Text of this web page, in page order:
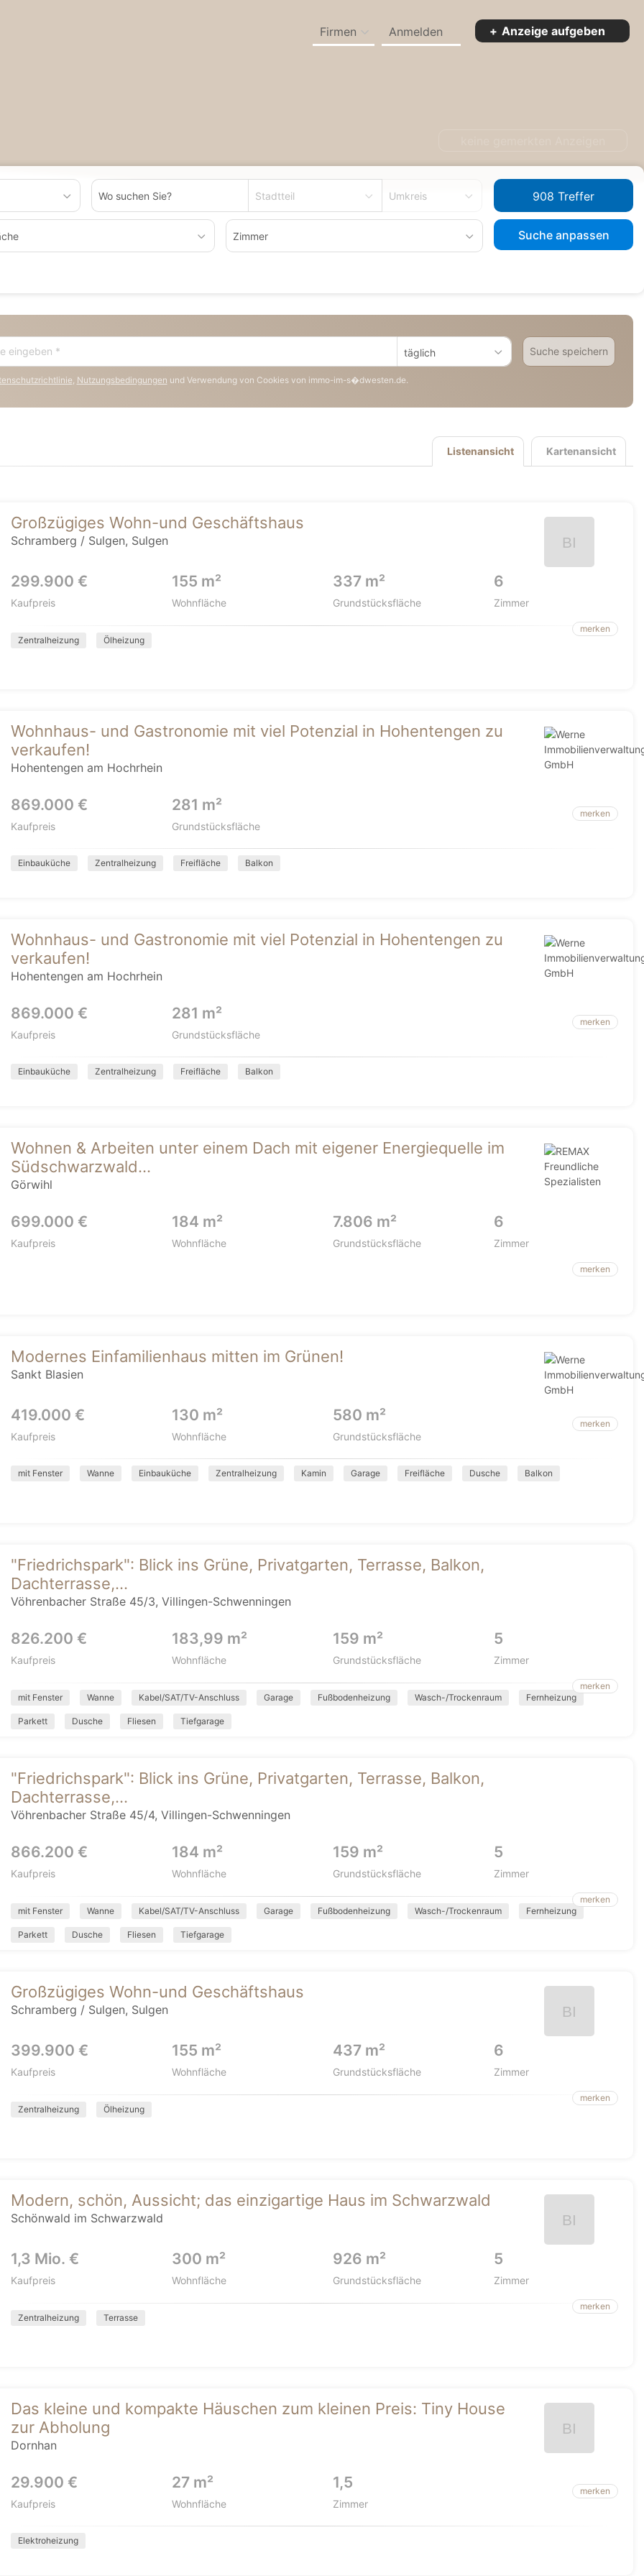
Firmen Anmelden Anzeige aufgeben
Stadtteil Umkreis
Zimmer Suche anpassen
täglich Suche speichern
, Nutzungsbedingungen und Verwendung von Cookies von immo-im-s�dwesten.de.
Kartenansicht
Listenansicht
Großzügiges Wohn-und Geschäftshaus
Schramberg / Sulgen, Sulgen
299.900 €
Kaufpreis
155 m²
Wohnfläche
337 m²
Grundstücksfläche
6
Zimmer
merken
Zentralheizung
Ölheizung
Wohnhaus- und Gastronomie mit viel Potenzial in Hohentengen zu
verkaufen!
Hohentengen am Hochrhein
869.000 €
Kaufpreis
281 m²
Grundstücksfläche
merken
Einbauküche Zentralheizung Freifläche Balkon
Wohnhaus- und Gastronomie mit viel Potenzial in Hohentengen zu
verkaufen!
Hohentengen am Hochrhein
869.000 €
Kaufpreis
281 m²
Grundstücksfläche
merken
Einbauküche Zentralheizung Freifläche Balkon
Wohnen & Arbeiten unter einem Dach mit eigener Energiequelle im
Südschwarzwald...
Görwihl
699.000 €
Kaufpreis
184 m²
Wohnfläche
7.806 m²
Grundstücksfläche
6
Zimmer
merken
Modernes Einfamilienhaus mitten im Grünen!
Sankt Blasien
419.000 €
Kaufpreis
130 m²
Wohnfläche
580 m²
Grundstücksfläche
merken
mit Fenster Wanne Einbauküche Zentralheizung Kamin Garage Freifläche Dusche Balkon
"Friedrichspark": Blick ins Grüne, Privatgarten, Terrasse, Balkon,
Dachterrasse,...
Vöhrenbacher Straße 45/3, Villingen-Schwenningen
826.200 €
Kaufpreis
183,99 m²
Wohnfläche
159 m²
Grundstücksfläche
5
Zimmer
merken
mit Fenster
Wanne Kabel/SAT/TV-Anschluss Garage Fußbodenheizung Wasch-/Trockenraum Fernheizung
Parkett Dusche Fliesen Tiefgarage
"Friedrichspark": Blick ins Grüne, Privatgarten, Terrasse, Balkon,
Dachterrasse,...
Vöhrenbacher Straße 45/4, Villingen-Schwenningen
866.200 €
Kaufpreis
184 m²
Wohnfläche
159 m²
Grundstücksfläche
5
Zimmer
merken
mit Fenster
Wanne Kabel/SAT/TV-Anschluss Garage Fußbodenheizung Wasch-/Trockenraum Fernheizung
Parkett Dusche Fliesen Tiefgarage
Großzügiges Wohn-und Geschäftshaus
Schramberg / Sulgen, Sulgen
399.900 €
Kaufpreis
155 m²
Wohnfläche
437 m²
Grundstücksfläche
6
Zimmer
merken
Zentralheizung
Ölheizung
Modern, schön, Aussicht; das einzigartige Haus im Schwarzwald
Schönwald im Schwarzwald
1,3 Mio. €
Kaufpreis
300 m²
Wohnfläche
926 m²
Grundstücksfläche
5
Zimmer
merken
Zentralheizung
Terrasse
Das kleine und kompakte Häuschen zum kleinen Preis: Tiny House
zur Abholung
Dornhan
29.900 €
Kaufpreis
27 m²
Wohnfläche
1,5
Zimmer
merken
Elektroheizung